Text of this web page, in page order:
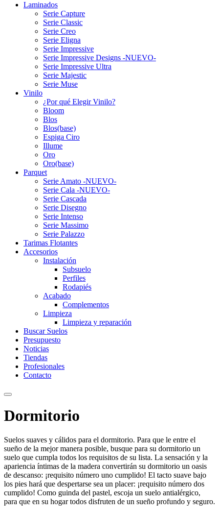
Laminados
Serie Capture
Serie Classic
Serie Creo
Serie Eligna
Serie Impressive
Serie Impressive Designs -NUEVO-
Serie Impressive Ultra
Serie Majestic
Serie Muse
Vinilo
¿Por qué Elegir Vinilo?
Bloom
Blos
Blos(base)
Espiga Ciro
Illume
Oro
Oro(base)
Parquet
Serie Amato -NUEVO-
Serie Cala -NUEVO-
Serie Cascada
Serie Disegno
Serie Intenso
Serie Massimo
Serie Palazzo
Tarimas Flotantes
Accesorios
Instalación
Subsuelo
Perfiles
Rodapiés
Acabado
Complementos
Limpieza
Limpieza y reparación
Buscar Suelos
Presupuesto
Noticias
Tiendas
Profesionales
Contacto
Dormitorio
Suelos suaves y cálidos para el dormitorio. Para que le entre el
sueño de la mejor manera posible, busque para su dormitorio un
suelo que cumpla todos los requisitos de su lista. La sensación y la
apariencia íntimas de la madera convertirán su dormitorio un oasis
de descanso: ¡requisito número uno cumplido! El tacto suave bajo
los pies hará que despertarse sea un placer: ¡requisito número dos
cumplido! Como guinda del pastel, escoja un suelo antialérgico,
para que en su hogar todos disfruten de un sueño profundo y seguro.